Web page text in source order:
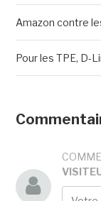
Amazon contre
Pour les TPE, D-